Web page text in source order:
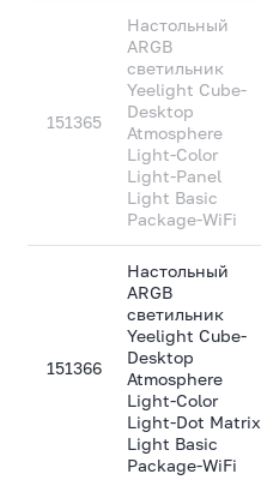
151365
Настольный
ARGB
светильник
Yeelight Cube-
Desktop
Atmosphere
Light-Color
Light-Panel
Light Basic
Package-WiFi
151366
Настольный
ARGB
светильник
Yeelight Cube-
Desktop
Atmosphere
Light-Color
Light-Dot Matrix
Light Basic
Package-WiFi